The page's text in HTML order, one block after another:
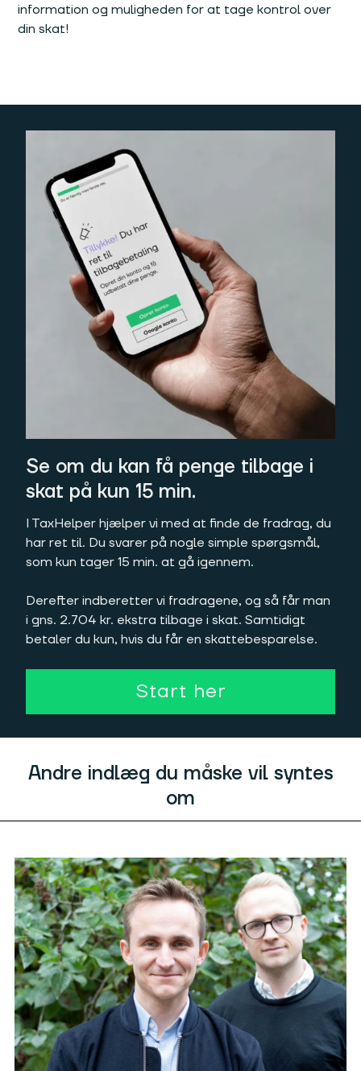
information og muligheden for at tage kontrol over
din skat!
Se om du kan få penge tilbage i
skat på kun 15 min.
I TaxHelper hjælper vi med at finde de fradrag, du
har ret til. Du svarer på nogle simple spørgsmål,
som kun tager 15 min. at gå igennem.
Derefter indberetter vi fradragene, og så får man
i gns. 2.704 kr. ekstra tilbage i skat. Samtidigt
betaler du kun, hvis du får en skattebesparelse.
Start her
Andre indlæg du måske vil syntes
om